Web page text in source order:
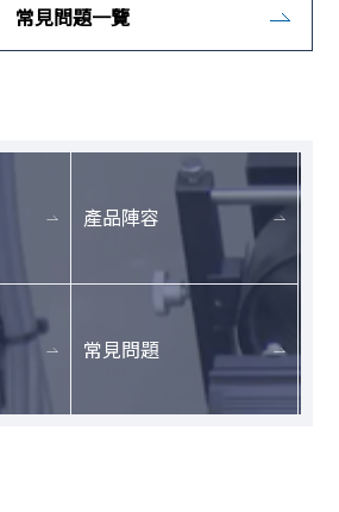
常見問題一覽
產品陣容
常見問題